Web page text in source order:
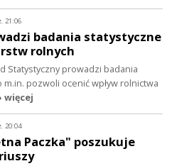
21:06
badania statystyczne
rolnych
Statystyczny prowadzi badania
pozwoli ocenić wpływ rolnictwa
więcej
20:04
Paczka" poszukuje